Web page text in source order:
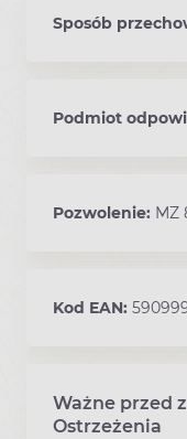
Sposób
Podmiot
Pozwolenie: MZ
Kod EAN:
Ważne przed
Ostrzeżenia